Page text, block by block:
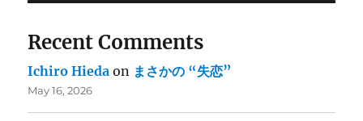
Recent Comments
Ichiro Hieda on まさかの “失恋”
May 16, 2026